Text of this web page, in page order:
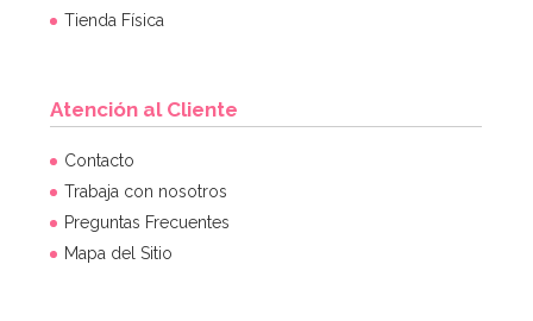
Tienda Física
Atención al Cliente
Contacto
Trabaja con nosotros
Preguntas Frecuentes
Mapa del Sitio